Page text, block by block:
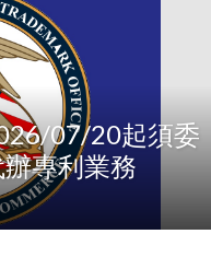
商
標
申
│
侵
權
分
析
│
智
07/20起須委
專利業務